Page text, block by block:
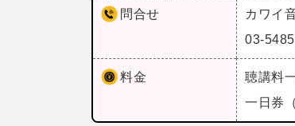
問合せ
カワイ
03-
料金
聴講料
一日券